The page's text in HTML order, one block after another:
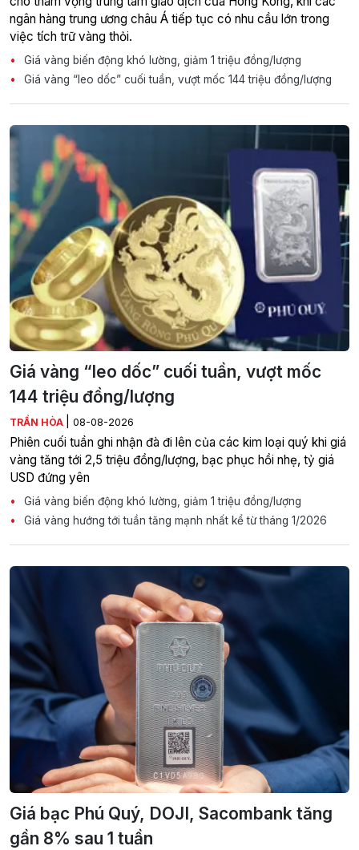
ngân hàng trung ương châu Á tiếp tục có nhu cầu lớn trong
việc tích trữ vàng thỏi.
Giá vàng biến động khó lường, giảm 1 triệu đồng/lượng
Giá vàng “leo dốc” cuối tuần, vượt mốc 144 triệu đồng/lượng
Giá vàng “leo dốc” cuối tuần, vượt mốc
144 triệu đồng/lượng
TRẦN HÒA 08-08-2026
Phiên cuối tuần ghi nhận đà đi lên của các kim loại quý khi giá
vàng tăng tới 2,5 triệu đồng/lượng, bạc phục hồi nhẹ, tỷ giá
USD đứng yên
Giá vàng biến động khó lường, giảm 1 triệu đồng/lượng
Giá vàng hướng tới tuần tăng mạnh nhất kể từ tháng 1/2026
Giá bạc Phú Quý, DOJI, Sacombank tăng
gần 8% sau 1 tuần